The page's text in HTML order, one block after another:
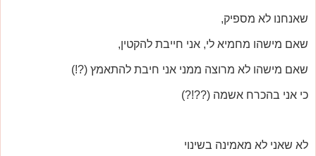
שאנחנו לא מספיק,
שאם מישהו מחמיא לי, אני חייבת להקטין,
שאם מישהו לא מרוצה ממני אני חיבת להתאמץ (?!)
כי אני בהכרח אשמה (??!?)
לא שאני לא מאמינה בשינוי